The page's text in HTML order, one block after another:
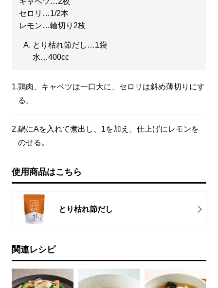
セロリ…1/2本
レモン…輪切り2枚
とり枯れ節だし…1袋
水…400cc
1.鶏肉、キャベツは一口大に、セロリは斜め薄切りにす
る。
2.鍋にAを入れて煮出し、1を加え、仕上げにレモンを
のせる。
使用商品はこちら
とり枯れ節だし
関連レシピ